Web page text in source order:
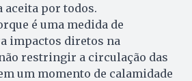
aceita por todos.
é uma medida de
impactos diretos na
restringir a circulação das
um momento de calamidade